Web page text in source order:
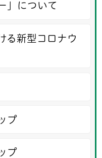
」について
る新型コロナウ
プ
プ